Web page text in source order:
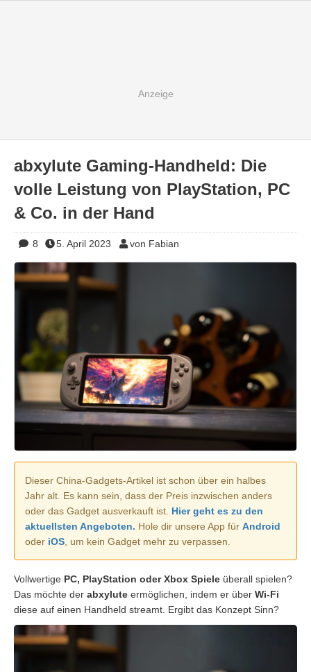
abxylute Gaming-Handheld: Die
volle Leistung von PlayStation, PC
& Co. in der Hand
8 5. April 2023 von Fabian
Dieser China-Gadgets-Artikel ist schon über ein halbes
Jahr alt. Es kann sein, dass der Preis inzwischen anders
oder das Gadget ausverkauft ist. Hier geht es zu den
aktuellsten Angeboten. Hole dir unsere App für Android
oder iOS , um kein Gadget mehr zu verpassen.
Vollwertige PC, PlayStation oder Xbox Spiele überall spielen?
Das möchte der abxylute ermöglichen, indem er über Wi-Fi
diese auf einen Handheld streamt. Ergibt das Konzept Sinn?